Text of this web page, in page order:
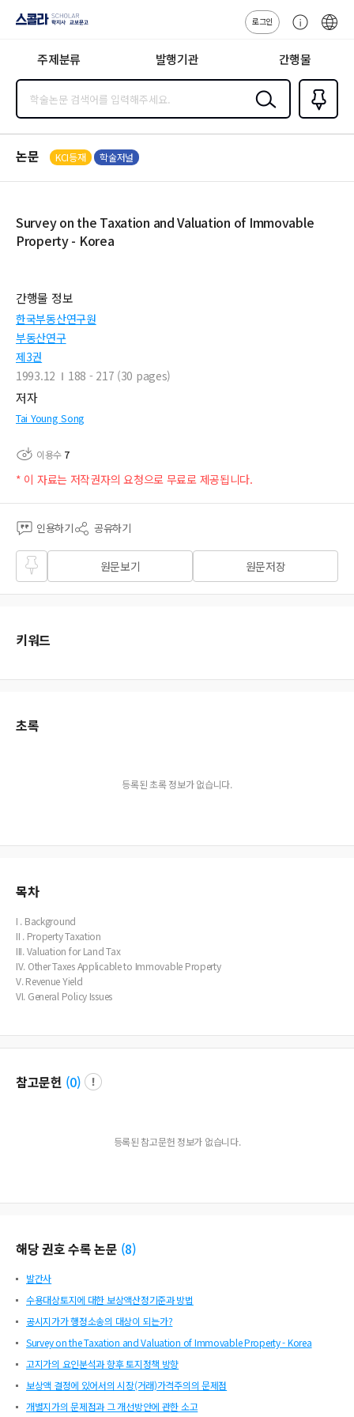
지사·교보문고
로그인
센
주제분류 발행기관 간행물
검색
즐겨찾
기0
논문 KCI등재 학술저널
Survey on the Taxation and Valuation of Immovable
Property - Korea
간행물 정보
한국부동산연구원
부동산연구
제3권
1993.12
188 - 217 (30 pages)
저자
Tai Young Song
이용수 7
* 이 자료는 저작권자의 요청으로 무료로 제공됩니다.
인용하기 공유하기
즐겨
찾기
원문보기 원문저장
키워드
초록
등록된 초록 정보가 없습니다.
목차
I . Background
II . Property Taxation
III. Valuation for Land Tax
IV. Other Taxes Applicable to Immovable Property
V. Revenue Yield
VI. General Policy Issues
참고문헌 (0)
등록된 참고문헌 정보가 없습니다.
해당 권호 수록 논문 (8)
발간사
수용대상토지에 대한 보상액산정기준과 방법
공시지가가 행정소송의 대상이 되는가?
Survey on the Taxation and Valuation of Immovable Property - Korea
고지가의 요인분석과 향후 토지정책 방향
보상액 결정에 있어서의 시장(거래)가격주의의 문제점
개별지가의 문제점과 그 개선방안에 관한 소고